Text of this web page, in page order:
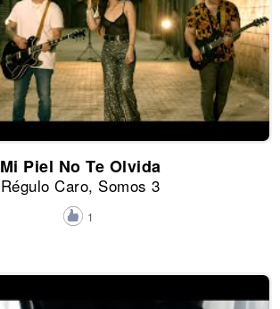
Mi Piel No Te Olvida
Régulo Caro, Somos 3
1